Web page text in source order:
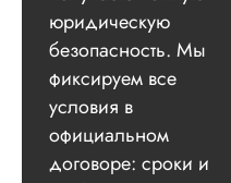
юридическую
безопасность. Мы
фиксируем все
условия в
официальном
договоре: сроки и